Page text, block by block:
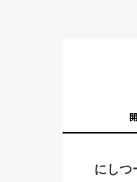
にしつ